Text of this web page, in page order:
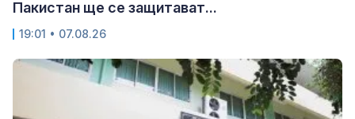
Пакистан ще се защитават...
19:01 • 07.08.26